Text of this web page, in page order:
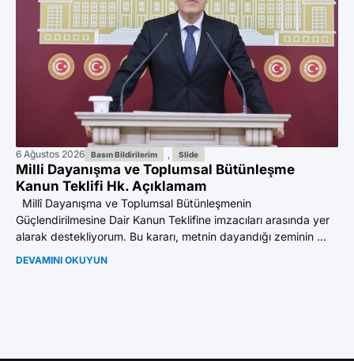
6 Ağustos 2026 Basın Bildirilerim Slide
Milli Dayanışma ve Toplumsal Bütünleşme
Kanun Teklifi Hk. Açıklamam
Millî Dayanışma ve Toplumsal Bütünleşmenin
Güçlendirilmesine Dair Kanun Teklifine imzacıları arasında yer
alarak destekliyorum. Bu kararı, metnin dayandığı zeminin ...
DEVAMINI OKUYUN